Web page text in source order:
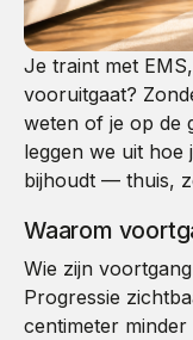
Je traint met
vooruitgaat?
weten of je op de
leggen we uit hoe
bijhoudt — thuis,
Waarom
Wie zijn
Progressie
centimeter